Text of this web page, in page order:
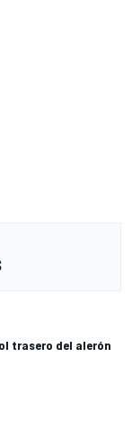
trasero del alerón